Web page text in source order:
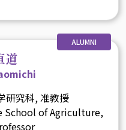
ALUMNI
道
研究科, 准教授
School of Agriculture,